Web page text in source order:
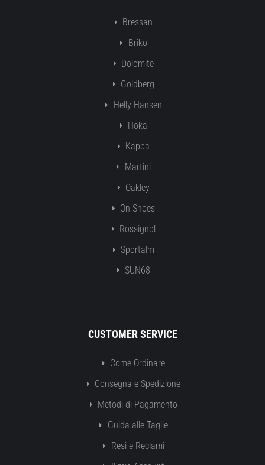
Bressan
Briko
Dolomite
Goldberg
Helly Hansen
Hoka
Kappa
Martini
Oakley
On Shoes
Rossignol
Sportalm
SUN68
CUSTOMER SERVICE
Come Ordinare
Consegna e Spedizione
Metodi di Pagamento
Guida alle Taglie
Resi e Reclami